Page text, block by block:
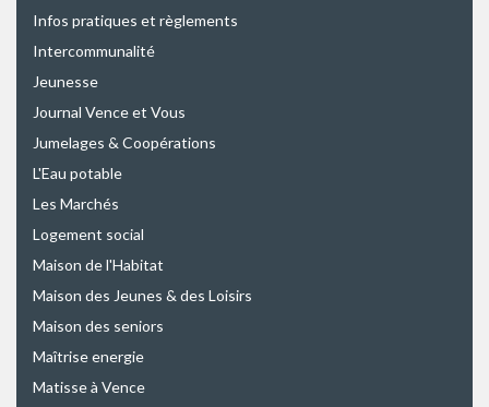
Infos pratiques et règlements
Intercommunalité
Jeunesse
Journal Vence et Vous
Jumelages & Coopérations
L'Eau potable
Les Marchés
Logement social
Maison de l'Habitat
Maison des Jeunes & des Loisirs
Maison des seniors
Maîtrise energie
Matisse à Vence